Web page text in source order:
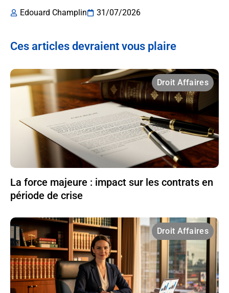
Edouard Champlin 31/07/2026
Ces articles devraient vous plaire
Droit Affaires
La force majeure : impact sur les contrats en
période de crise
Droit Affaires